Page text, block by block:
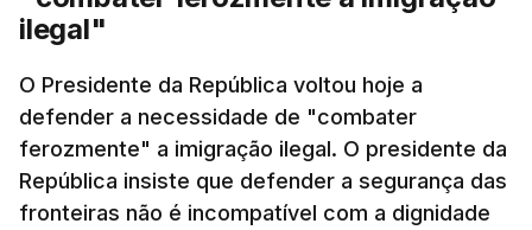
apreendida mais cocaína até ao momento de que
em todo o ano de 2025.
A ação de prevenção visa a deteção em alto mar
de embarcações de alta velocidade (EAV) que
ilegal"
O Presidente da República voltou hoje a
defender a necessidade de "combater
ferozmente" a imigração ilegal. O presidente da
República insiste que defender a segurança das
fronteiras não é incompatível com a dignidade